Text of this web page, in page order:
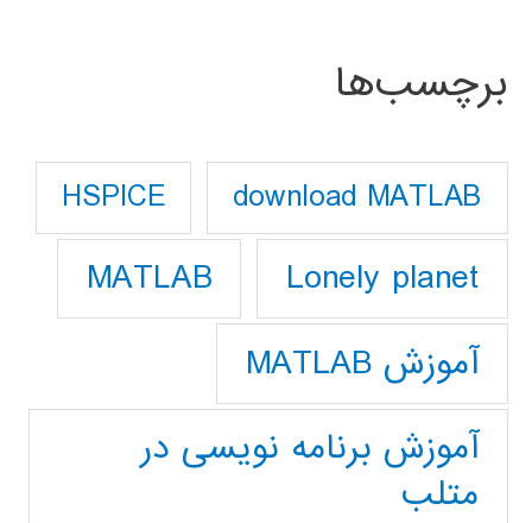
برچسب‌ها
download MATLAB
HSPICE
Lonely planet
MATLAB
آموزش MATLAB
آموزش برنامه نویسی در
متلب